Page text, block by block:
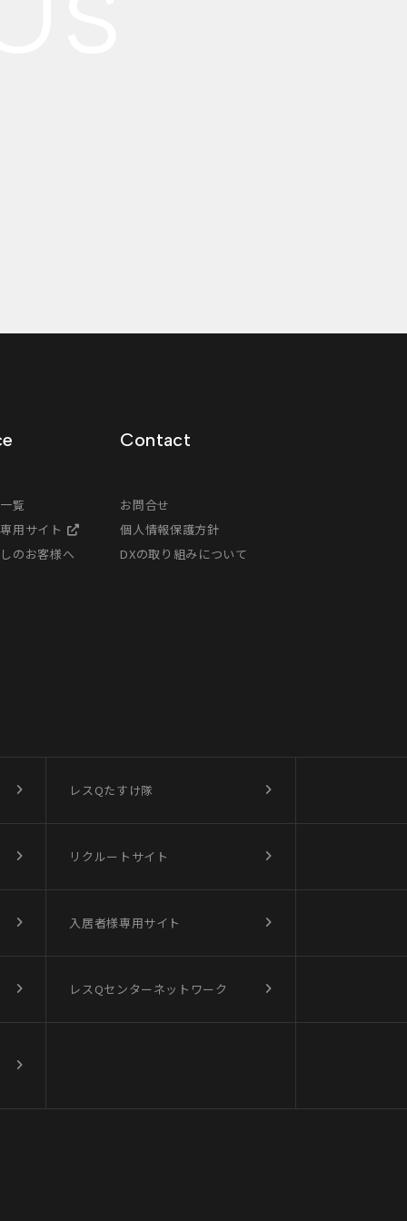
覧
用サイト
のお客様へ
Contact
お問合せ
個人情報保護方針
DXの取り組みについて
レスQたすけ隊
リクルートサイト
入居者様専用サイト
レスQセンターネットワーク